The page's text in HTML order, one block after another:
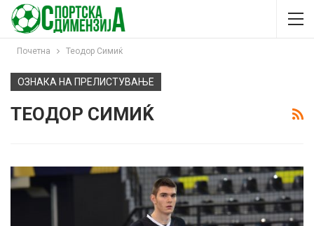
Почетна Теодор Симиќ
ОЗНАКА НА ПРЕЛИСТУВАЊЕ
ТЕОДОР СИМИЌ